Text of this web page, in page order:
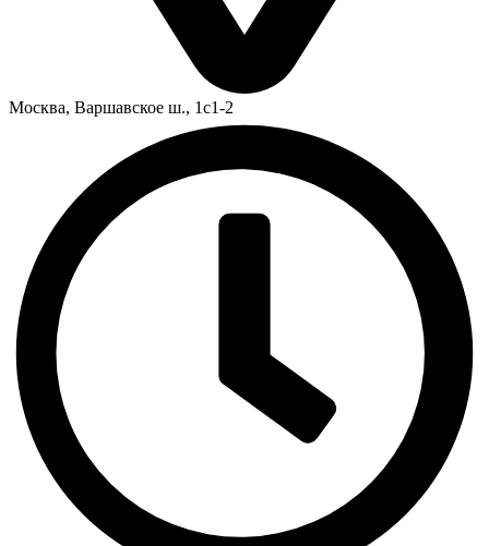
Москва, Варшавское ш., 1с1-2